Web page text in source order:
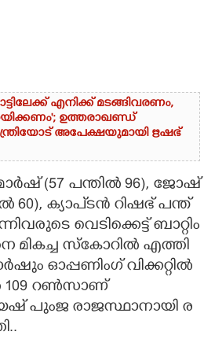
എനിക്ക് മടങ്ങിവരണം,
ഉത്തരാഖണ്ഡ്
അപേക്ഷയുമായി ഋഷഭ്
​(57​ ​പ​ന്തി​ൽ​ 96​),​ ​ജോ​ഷ്
60​),​ ​ക്യാ​പ്ട​ൻ​ ​റി​ഷ​ഭ് ​പ​ന്ത്
​വെ​ടി​ക്കെ​ട്ട് ​ബാ​റ്റിം​
​മി​ക​ച്ച​ ​സ്കോ​റി​ൽ​ ​എ​ത്തി​
ഓപ്പണിംഗ് വിക്കറ്റിൽ
109 റൺസാണ്
​പും​ജ​ ​രാ​ജ​സ്ഥാ​നാ​യി​ ​ര​